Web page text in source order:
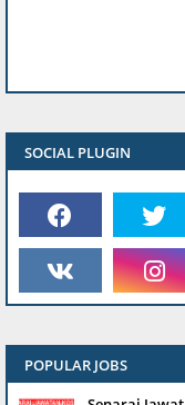
SOCIAL PLUGIN
POPULAR JOBS